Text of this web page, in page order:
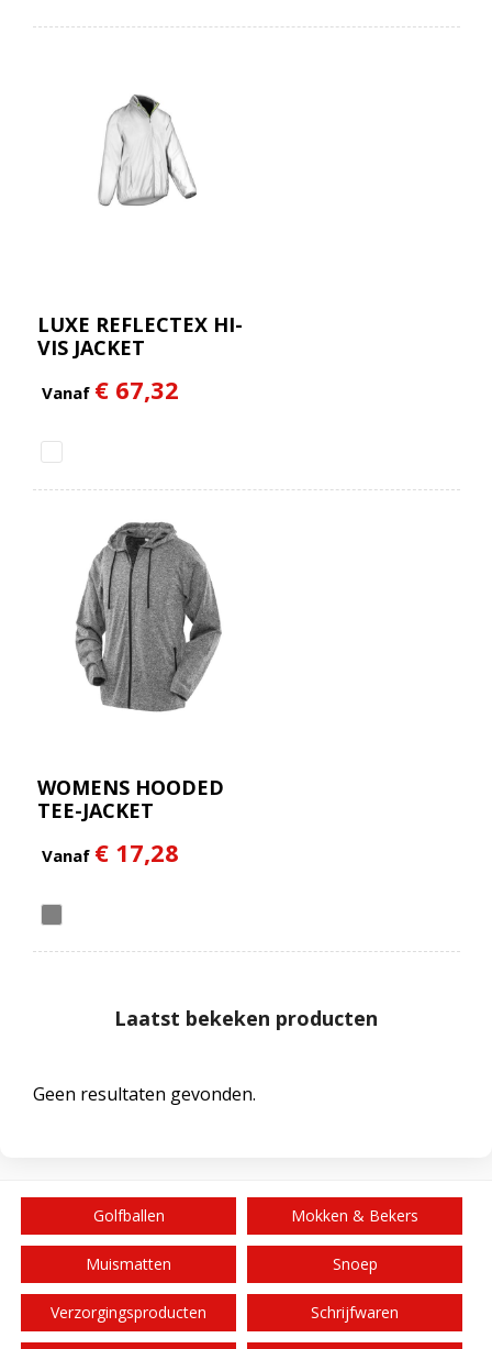
LUXE REFLECTEX HI-
VIS JACKET
Vanaf € 67,32
WOMENS HOODED
TEE-JACKET
Vanaf € 17,28
Laatst bekeken producten
Geen resultaten gevonden.
Golfballen Mokken & Bekers
Muismatten Snoep
Verzorgingsproducten Schrijfwaren